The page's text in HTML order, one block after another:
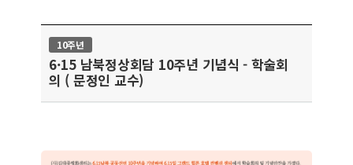
10주년
6·15 남북정상회담 10주년 기념식 - 학술회
의 ( 문정인 교수)